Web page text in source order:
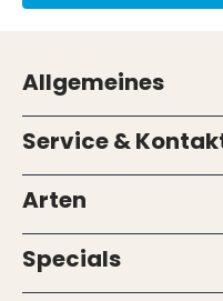
Allgemeines
Service &
Arten
Specials